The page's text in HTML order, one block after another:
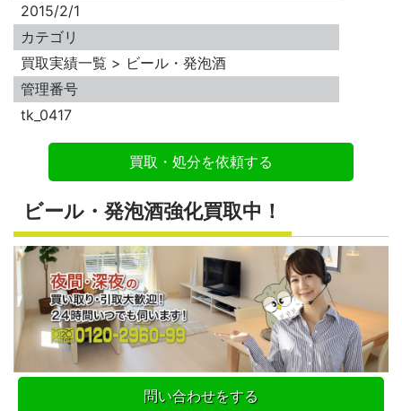
2015/2/1
カテゴリ
買取実績一覧 > ビール・発泡酒
管理番号
tk_0417
買取・処分を依頼する
ビール・発泡酒強化買取中！
問い合わせをする